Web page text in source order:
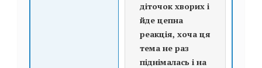
діточок хворих і
йде цепна
реакція, хоча ця
тема не раз
піднімалась і на